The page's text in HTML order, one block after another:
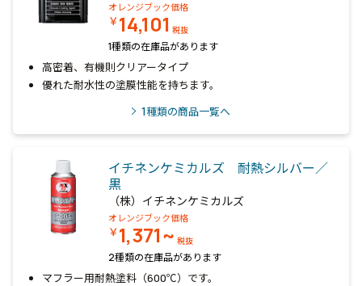
オレンジブック価格
￥14,101 税抜
1種類の在庫品があります
高密着、有機則クリアータイプ
優れた耐水性の塗膜性能を持ちます。
1種類の商品一覧へ
イチネンケミカルズ 耐熱シルバー／
黒
（株）イチネンケミカルズ
オレンジブック価格
￥1,371~ 税抜
2種類の在庫品があります
マフラー用耐熱塗料（600℃）です。